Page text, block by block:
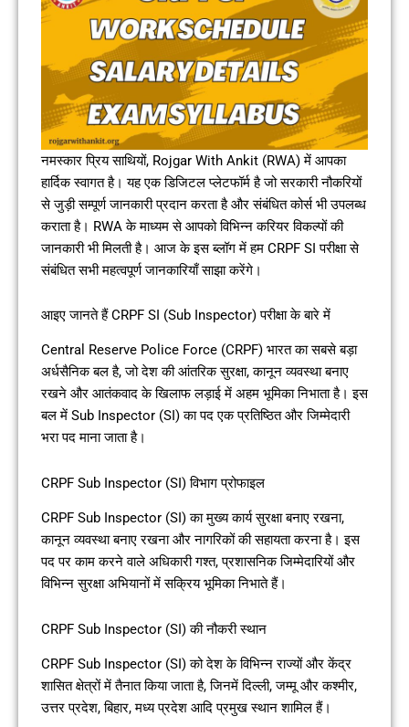
नमस्कार प्रिय साथियों, Rojgar With Ankit (RWA) में आपका
हार्दिक स्वागत है। यह एक डिजिटल प्लेटफॉर्म है जो सरकारी नौकरियों
से जुड़ी सम्पूर्ण जानकारी प्रदान करता है और संबंधित कोर्स भी उपलब्ध
कराता है। RWA के माध्यम से आपको विभिन्न करियर विकल्पों की
जानकारी भी मिलती है। आज के इस ब्लॉग में हम CRPF SI परीक्षा से
संबंधित सभी महत्वपूर्ण जानकारियाँ साझा करेंगे।
आइए जानते हैं CRPF SI (Sub Inspector) परीक्षा के बारे में
Central Reserve Police Force (CRPF) भारत का सबसे बड़ा
अर्धसैनिक बल है, जो देश की आंतरिक सुरक्षा, कानून व्यवस्था बनाए
रखने और आतंकवाद के खिलाफ लड़ाई में अहम भूमिका निभाता है। इस
बल में Sub Inspector (SI) का पद एक प्रतिष्ठित और जिम्मेदारी
भरा पद माना जाता है।
CRPF Sub Inspector (SI) विभाग प्रोफाइल
CRPF Sub Inspector (SI) का मुख्य कार्य सुरक्षा बनाए रखना,
कानून व्यवस्था बनाए रखना और नागरिकों की सहायता करना है। इस
पद पर काम करने वाले अधिकारी गश्त, प्रशासनिक जिम्मेदारियों और
विभिन्न सुरक्षा अभियानों में सक्रिय भूमिका निभाते हैं।
CRPF Sub Inspector (SI) की नौकरी स्थान
CRPF Sub Inspector (SI) को देश के विभिन्न राज्यों और केंद्र
शासित क्षेत्रों में तैनात किया जाता है, जिनमें दिल्ली, जम्मू और कश्मीर,
उत्तर प्रदेश, बिहार, मध्य प्रदेश आदि प्रमुख स्थान शामिल हैं।